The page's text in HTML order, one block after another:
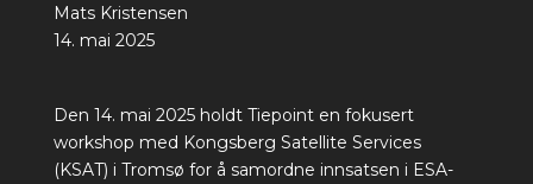
Mats Kristensen
14. mai 2025
Den 14. mai 2025 holdt Tiepoint en fokusert
workshop med Kongsberg Satellite Services
(KSAT) i Tromsø for å samordne innsatsen i ESA-